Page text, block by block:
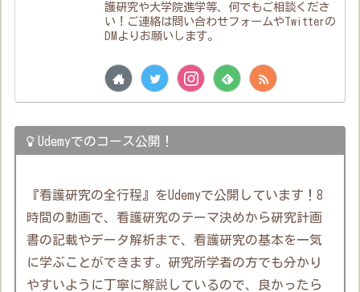
護研究や大学院進学等、何でもご相談くださ
い！ご連絡は問い合わせフォームやTwitterの
DMよりお願いします。
Udemyでのコース公開！
『看護研究の全行程』をUdemyで公開しています！8
時間の動画で、看護研究のテーマ決めから研究計画
書の記載やデータ解析まで、看護研究の基本を一気
に学ぶことができます。研究所学者の方でも分かり
やすいように丁寧に解説しているので、良かったら